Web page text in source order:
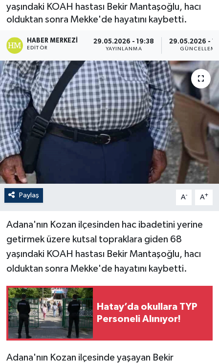
yaşındaki KOAH hastası Bekir Mantaşoğlu, hacı
olduktan sonra Mekke'de hayatını kaybetti.
HABER MERKEZI
EDITÖR
29.05.2026 - 19:38
YAYINLANMA
29.05.2026 -
GÜNCELLEME
Paylaş A- A+
Adana'nın Kozan ilçesinden hac ibadetini yerine
getirmek üzere kutsal topraklara giden 68
yaşındaki KOAH hastası Bekir Mantaşoğlu, hacı
olduktan sonra Mekke'de hayatını kaybetti.
Hatay’da okullara TYP
Personeli Alınıyor!
Adana'nın Kozan ilçesinde yaşayan Bekir